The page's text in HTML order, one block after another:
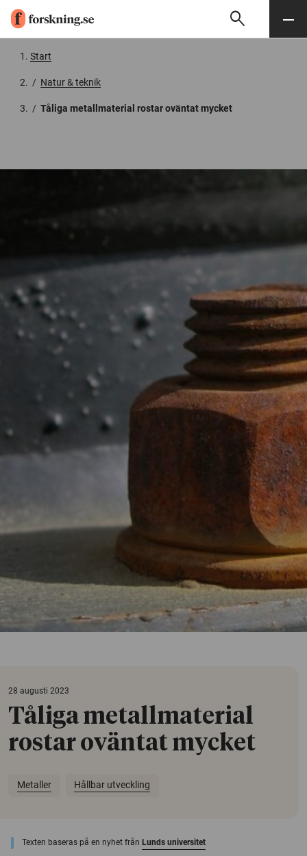
Söksearch Meny
Start
/ Natur & teknik
/ Tåliga metallmaterial rostar oväntat mycket
28 augusti 2023
Tåliga metallmaterial
rostar oväntat mycket
Metaller Hållbar utveckling
Texten baseras på en nyhet från Lunds universitet